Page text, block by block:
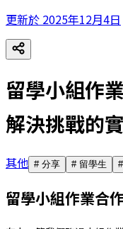
更新於 2025年12月4日
留學小組作
解決挑戰的
其他 # 分享 # 留學生 #
留學小組作業合